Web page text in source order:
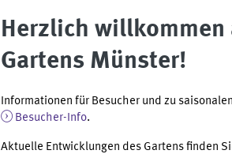
Herzlich willkommen
Gartens Münster!
Informationen für Besucher und zu
Besucher-Info.
Aktuelle Entwicklungen des Gartens finden